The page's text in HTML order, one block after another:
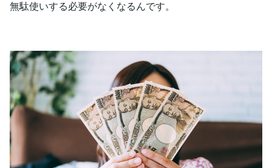
無駄使いする必要がなくなるんです。